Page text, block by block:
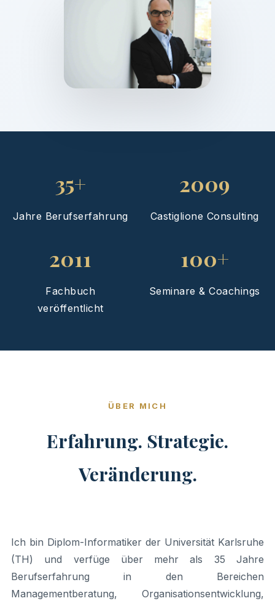
35+
Jahre Berufserfahrung
2009
Castiglione Consulting
2011
Fachbuch
veröffentlicht
100+
Seminare & Coachings
ÜBER MICH
Erfahrung. Strategie.
Veränderung.
Ich bin Diplom-Informatiker der Universität Karlsruhe
(TH) und verfüge über mehr als 35 Jahre
Berufserfahrung in den Bereichen
Managementberatung, Organisationsentwicklung,